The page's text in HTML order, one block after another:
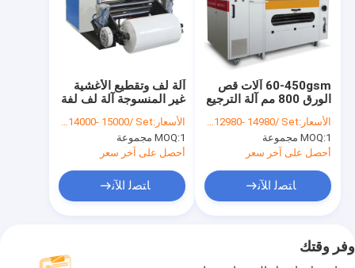
آلة لف وتقطيع الأغشية
غير المنسوجة آلة لف لفة
الورق عالية السرعة
الأسعار:FOB US $14000- 15000/ Set
MOQ:1 مجموعة
أحصل على آخر سعر
ﺎﺘﺼﻟ ﺍﻶﻧ
60-450gsm آلات قص
الورق 800 مم آلة الترجيع
المشقق للورق
الأسعار:FOB US $12980- 14980/ Set
MOQ:1 مجموعة
أحصل على آخر سعر
ﺎﺘﺼﻟ ﺍﻶﻧ
وفر وقتك